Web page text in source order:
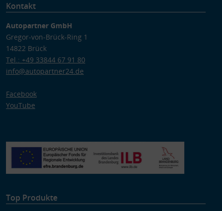
Kontakt
Autopartner GmbH
Gregor-von-Brück-Ring 1
14822 Brück
Tel.: +49 33844 67 91 80
info@autopartner24.de
Facebook
YouTube
Top Produkte